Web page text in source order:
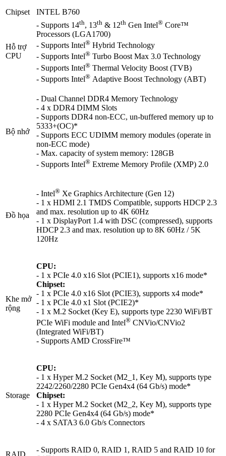
Chipset INTEL B760
Hỗ trợ
CPU
- Supports 14th, 13th & 12th Gen Intel® Core™
Processors (LGA1700)
- Supports Intel® Hybrid Technology
- Supports Intel® Turbo Boost Max 3.0 Technology
- Supports Intel® Thermal Velocity Boost (TVB)
- Supports Intel® Adaptive Boost Technology (ABT)
Bộ nhớ
- Dual Channel DDR4 Memory Technology
- 4 x DDR4 DIMM Slots
- Supports DDR4 non-ECC, un-buffered memory up to
5333+(OC)*
- Supports ECC UDIMM memory modules (operate in
non-ECC mode)
- Max. capacity of system memory: 128GB
- Supports Intel® Extreme Memory Profile (XMP) 2.0
Đồ họa
- Intel® Xe Graphics Architecture (Gen 12)
- 1 x HDMI 2.1 TMDS Compatible, supports HDCP 2.3
and max. resolution up to 4K 60Hz
- 1 x DisplayPort 1.4 with DSC (compressed), supports
HDCP 2.3 and max. resolution up to 8K 60Hz / 5K
120Hz
Khe mở
rộng
CPU:
- 1 x PCIe 4.0 x16 Slot (PCIE1), supports x16 mode*
Chipset:
- 1 x PCIe 4.0 x16 Slot (PCIE3), supports x4 mode*
- 1 x PCIe 4.0 x1 Slot (PCIE2)*
- 1 x M.2 Socket (Key E), supports type 2230 WiFi/BT
PCIe WiFi module and Intel® CNVio/CNVio2
(Integrated WiFi/BT)
- Supports AMD CrossFire™
Storage
CPU:
- 1 x Hyper M.2 Socket (M2_1, Key M), supports type
2242/2260/2280 PCIe Gen4x4 (64 Gb/s) mode*
Chipset:
- 1 x Hyper M.2 Socket (M2_2, Key M), supports type
2280 PCIe Gen4x4 (64 Gb/s) mode*
- 4 x SATA3 6.0 Gb/s Connectors
RAID
- Supports RAID 0, RAID 1, RAID 5 and RAID 10 for